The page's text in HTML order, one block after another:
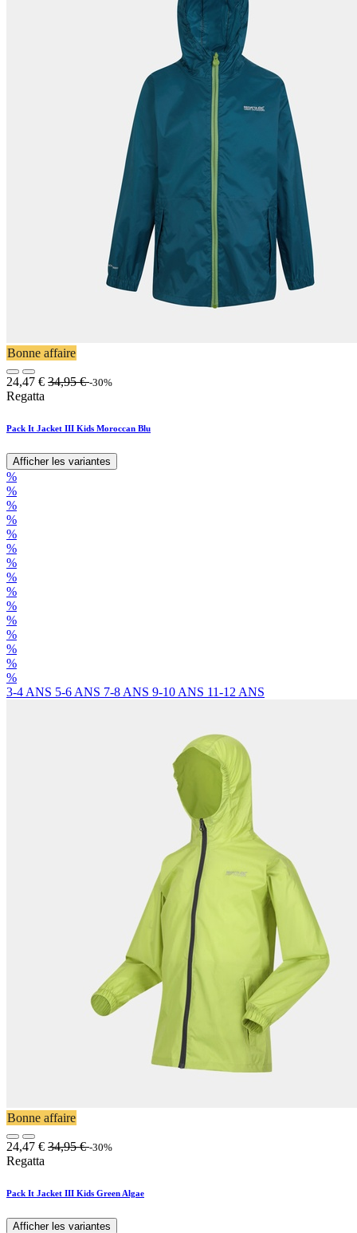
Bonne affaire
24,47 € 34,95€ -30%
Regatta
Pack It Jacket III Kids Moroccan Blu
Afficher les variantes
%
%
%
%
%
%
%
%
%
%
%
%
%
%
%
3-4 ANS 5-6 ANS 7-8 ANS 9-10 ANS 11-12 ANS
Bonne affaire
24,47 € 34,95€ -30%
Regatta
Pack It Jacket III Kids Green Algae
Afficher les variantes